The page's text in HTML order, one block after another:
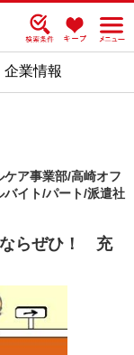
企業情報
ア事業部/高崎オフ
バイト/パート/派遣社
ならぜひ！ 充